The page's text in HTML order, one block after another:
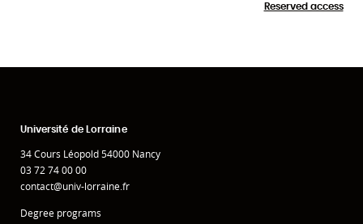
Reserved access
Université de Lorraine
34 Cours Léopold 54000 Nancy
03 72 74 00 00
contact@univ-lorraine.fr
Degree programs